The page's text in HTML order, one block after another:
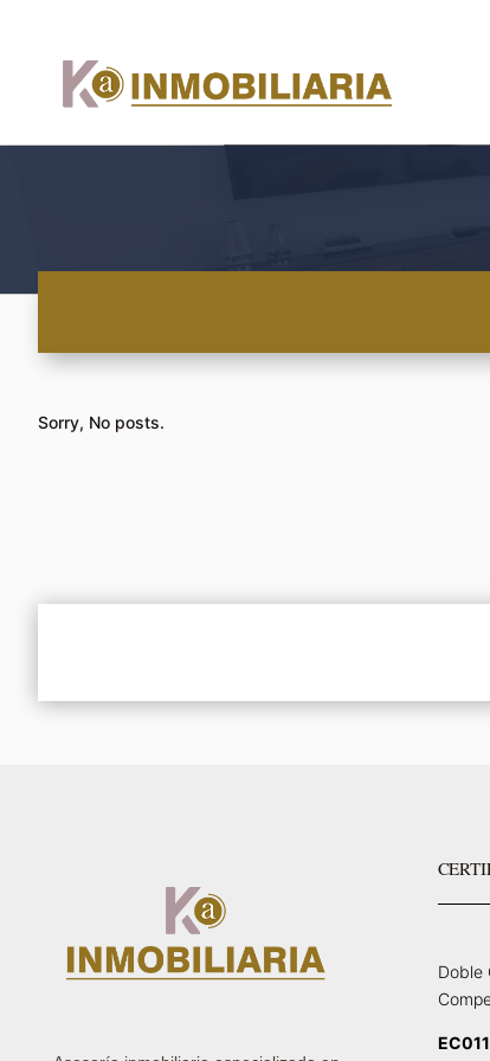
Sorry, No posts.
Doble